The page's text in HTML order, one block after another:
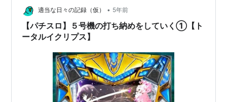
フィカーツィア・ラトロワ：本田貴子
ツイ・イーフェイ：石原夏織
レオン・クゼ ：羽多野渉
シャロン・エイム：田中理恵
リダ・カナレス：ayami
ニイラム・ラワヌナンド：日笠陽子
フェーベ・テオドラキス：高森奈津美
適当な日々の記録（仮） • 5年前
【パチスロ】５号機の打ち納めをしていく①【ト
ータルイクリプス】